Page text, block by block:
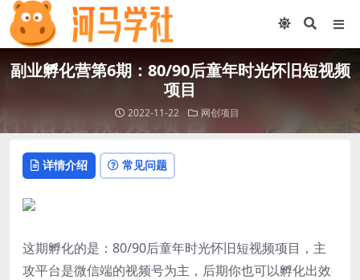
副业孵化营第6期：80/90后童年时光怀旧短视频
项目
2022-11-22 网创项目
详情介绍 常见问题
这期孵化的是：80/90后童年时光怀旧短视频项目，主
攻平台是微信端的视频号为主，后期你也可以孵化出效